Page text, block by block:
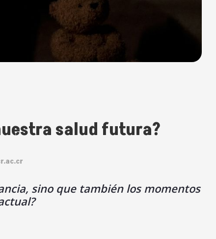
salud futura?
sino que también los momentos